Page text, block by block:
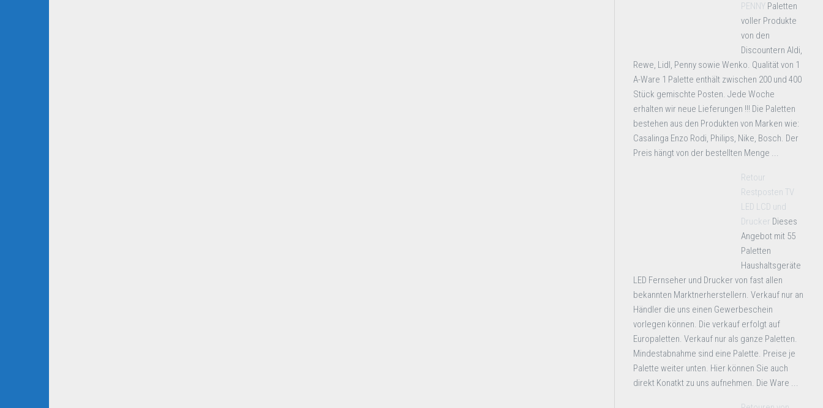
PENNY Paletten
voller Produkte
von den
Discountern Aldi,
Rewe, Lidl, Penny sowie Wenko. Qualität von 1
A-Ware 1 Palette enthält zwischen 200 und 400
Stück gemischte Posten. Jede Woche
erhalten wir neue Lieferungen !!! Die Paletten
bestehen aus den Produkten von Marken wie:
Casalinga Enzo Rodi, Philips, Nike, Bosch. Der
Preis hängt von der bestellten Menge ...
Retour
Restposten TV
LED LCD und
Drucker Dieses
Angebot mit 55
Paletten
Haushaltsgeräte
LED Fernseher und Drucker von fast allen
bekannten Marktnerherstellern. Verkauf nur an
Händler die uns einen Gewerbeschein
vorlegen können. Die verkauf erfolgt auf
Europaletten. Verkauf nur als ganze Paletten.
Mindestabnahme sind eine Palette. Preise je
Palette weiter unten. Hier können Sie auch
direkt Konatkt zu uns aufnehmen. Die Ware ...